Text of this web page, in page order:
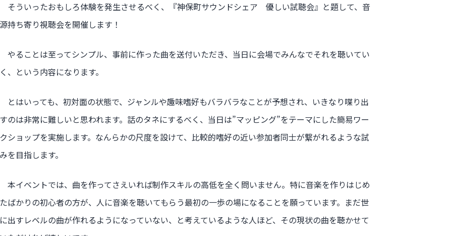
そういったおもしろ体験を発生させるべく、『神保町サウンドシェア 優しい試聴会』と題して、音
源持ち寄り視聴会を開催します！
やることは至ってシンプル、事前に作った曲を送付いただき、当日に会場でみんなでそれを聴いてい
く、という内容になります。
とはいっても、初対面の状態で、ジャンルや趣味嗜好もバラバラなことが予想され、いきなり喋り出
すのは非常に難しいと思われます。話のタネにするべく、当日は”マッピング”をテーマにした簡易ワー
クショップを実施します。なんらかの尺度を設けて、比較的嗜好の近い参加者同士が繋がれるような試
みを目指します。
本イベントでは、曲を作ってさえいれば制作スキルの高低を全く問いません。特に音楽を作りはじめ
たばかりの初心者の方が、人に音楽を聴いてもらう最初の一歩の場になることを願っています。まだ世
に出すレベルの曲が作れるようになっていない、と考えているような人ほど、その現状の曲を聴かせて